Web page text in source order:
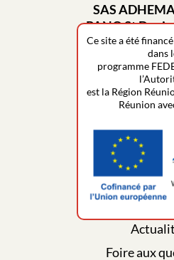
SAS
PANO St
14 rue de la
ZAC
97490
0262 92
Qui
Foire aux
Ce site a été
dans
programme
est la Région
Réunion